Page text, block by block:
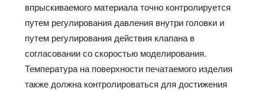
впрыскиваемого материала точно контролируется
путем регулирования давления внутри головки и
путем регулирования действия клапана в
согласовании со скоростью моделирования.
Температура на поверхности печатаемого изделия
также должна контролироваться для достижения